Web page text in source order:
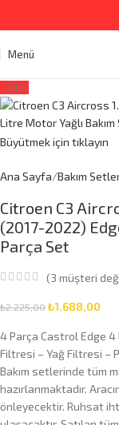
Menü
-24%
Büyütmek için tıklayın
Ana Sayfa Bakım
Citroen C3
(2017-2022)
Parça Set
(3 müşteri
₺2.225,00₺1.688,00
4 Parça Castrol Edge 4
Filtresi – Yağ Filtresi –
Bakım setlerinde tüm
hazırlanmaktadır.
önleyecektir. Ruhsat